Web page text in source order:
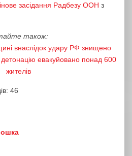
засідання Радбезу ООН з
також:
внаслідок удару РФ знищено
детонацію евакуйовано понад 600
жителів
46